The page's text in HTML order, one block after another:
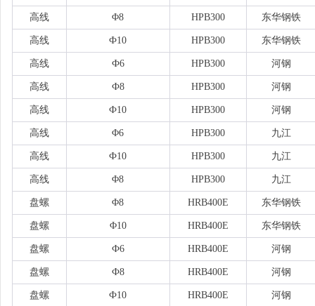
高线 Φ8 HPB300 东华钢铁
高线 Ф10 HPB300 东华钢铁
高线 Ф6 HPB300 河钢
高线 Ф8 HPB300 河钢
高线 Ф10 HPB300 河钢
高线 Φ6 HPB300 九江
高线 Ф10 HPB300 九江
高线 Φ8 HPB300 九江
盘螺 Φ8 HRB400E 东华钢铁
盘螺 Φ10 HRB400E 东华钢铁
盘螺 Ф6 HRB400E 河钢
盘螺 Ф8 HRB400E 河钢
盘螺 Ф10 HRB400E 河钢